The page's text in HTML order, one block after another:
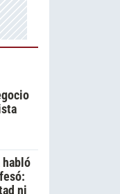
habló
ni